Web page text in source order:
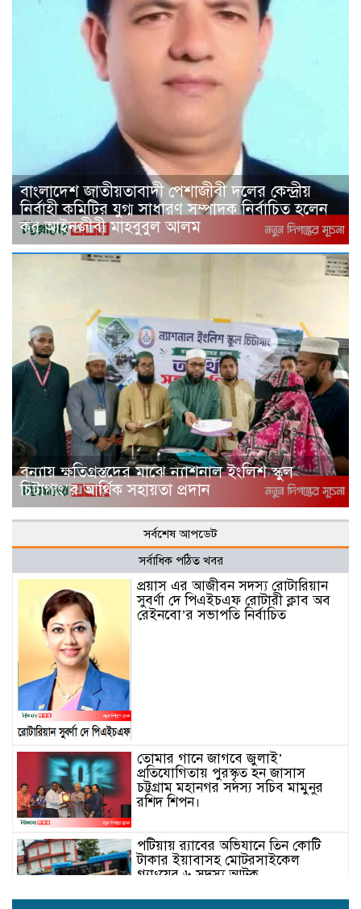
বাংলাদেশ জাতীয়তাবাদী পেশাজীবী দলের কেন্দ্রীয়
নির্বাহী কমিটির যুগ্ম সাধারণ সম্পাদক নির্বাচিত হলেন
কর আইনজীবী মাহবুবুল আলম
বন্যায় ক্ষতিগ্রস্তদের মাঝে ন্যাশনাল ইংলিশ স্কুল
চিটাগাং’র আর্থিক সহায়তা প্রদান
সর্বশেষ আপডেট
সর্বাধিক পঠিত খবর
প্রয়াস এর আজীবন সদস্য রোটারিয়ান
সুবর্ণা দে পিএইচএফ রোটারী ক্লাব অব
রেইনবো’র সভাপতি নির্বাচিত
তোমার গানে জাগবে জুলাই’
প্রতিযোগিতায় পুরস্কৃত হন জাসাস
চট্টগ্রাম মহানগর সদস‌্য স‌চিব মামুনুর
রশিদ শিপন।
পটিয়ায় র‍্যাবের অভিযানে তিন কোটি
টাকার ইয়াবাসহ মোটরসাইকেল
গ্যাংয়ের ৬ সদস্য আটক